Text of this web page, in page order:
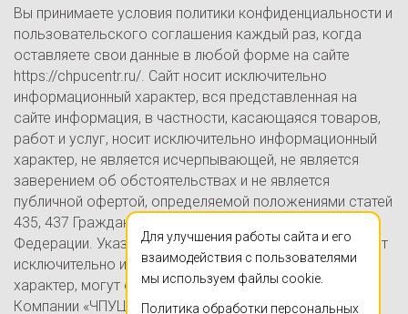
Вы принимаете условия политики конфиденциальности и
пользовательского соглашения каждый раз, когда
оставляете свои данные в любой форме на сайте
https://chpucentr.ru/. Сайт носит исключительно
информационный характер, вся представленная на
сайте информация, в частности, касающаяся товаров,
работ и услуг, носит исключительно информационный
характер, не является исчерпывающей, не является
заверением об обстоятельствах и не является
публичной офертой, определяемой положениями статей
435, 437 Гражданского кодекса Российской
Федерации. Указанные на настоящем Сайте цены носят
исключительно информационно-ознакомительный
характер, могут отличаться от действительных цен в
Компании «ЧПУЦЕНТР» (ИП Ершов А.В., ОГРНИП
Для улучшения работы сайта и его
взаимодействия с пользователями
мы используем файлы cookie.
Политика обработки персональных